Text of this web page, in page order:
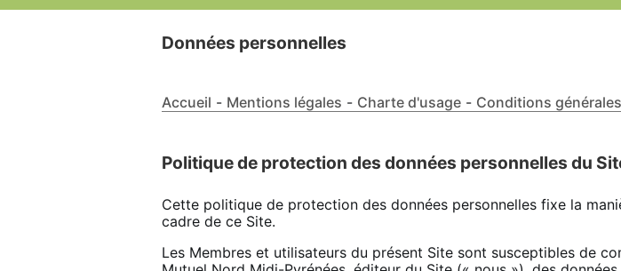
Données personnelles
Accueil - Mentions légales - Charte d'usage - Conditions générales
Politique de protection des données personnelles du
Cette politique de protection des données personnelles fixe la
cadre de ce Site.
Les Membres et utilisateurs du présent Site sont susceptibles de